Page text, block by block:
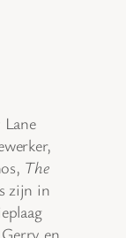
The
zijn in
en